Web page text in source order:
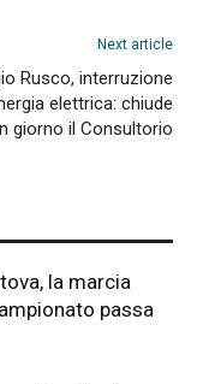
Next article
Rusco, interruzione
elettrica: chiude
giorno il Consultorio
la marcia
passa